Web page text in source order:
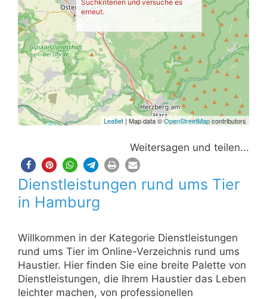
Leaflet | Map data ©OpenStreetMapcontributors
Suchkriterien und versuche es
erneut.
Weitersagen und teilen...
Dienstleistungen rund ums Tier
in Hamburg
Willkommen in der Kategorie Dienstleistungen
rund ums Tier im Online-Verzeichnis rund ums
Haustier. Hier finden Sie eine breite Palette von
Dienstleistungen, die Ihrem Haustier das Leben
leichter machen, von professionellen